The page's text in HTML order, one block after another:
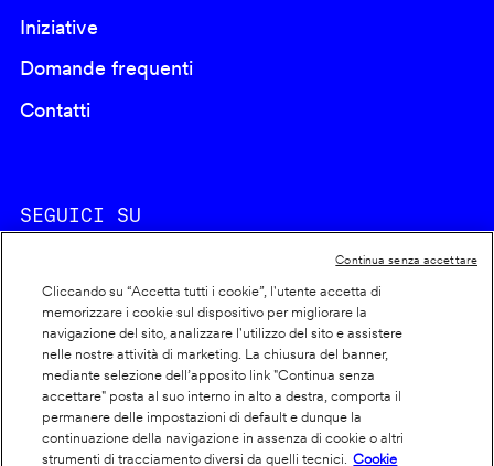
Iniziative
Domande frequenti
Contatti
SEGUICI SU
Footer
info
Cookie policy
Dichiarazione di accessibilità
Privacy
Cliccando su “Accetta tutti i cookie”, l'utente accetta di
memorizzare i cookie sul dispositivo per migliorare la
navigazione del sito, analizzare l'utilizzo del sito e assistere
nelle nostre attività di marketing. La chiusura del banner,
mediante selezione dell’apposito link "Continua senza
accettare" posta al suo interno in alto a destra, comporta il
permanere delle impostazioni di default e dunque la
continuazione della navigazione in assenza di cookie o altri
strumenti di tracciamento diversi da quelli tecnici.
Cookie
Continua senza accettare